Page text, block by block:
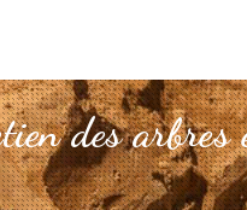
des arbres